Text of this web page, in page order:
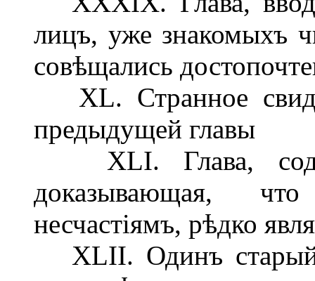
лицъ, уже знакомыхъ
совѣщались
XL. Странное
предыдущей главы
XLI. Глава,
доказывающая,
несчастіямъ, рѣдко
XLII. Одинъ старый